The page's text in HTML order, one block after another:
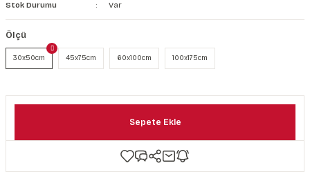
Stok Durumu
Var
Ölçü
30x50cm 45x75cm 60x100cm 100x175cm
Sepete Ekle